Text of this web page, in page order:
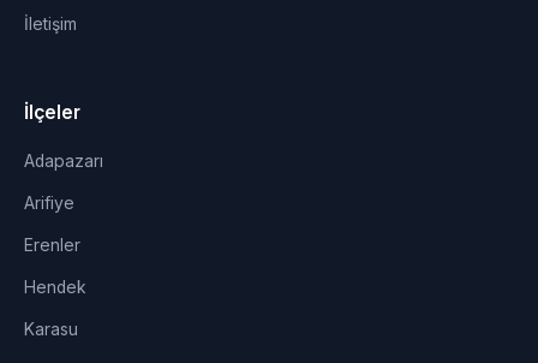
İletişim
İlçeler
Adapazarı
Arifiye
Erenler
Hendek
Karasu